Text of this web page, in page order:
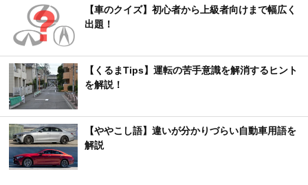
【車のクイズ】初心者から上級者向けまで幅広く
出題！
【くるまTips】運転の苦手意識を解消するヒント
を解説！
【ややこし語】違いが分かりづらい自動車用語を
解説